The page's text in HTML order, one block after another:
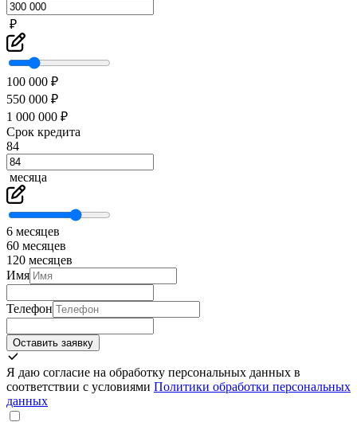
₽
100 000 ₽
550 000 ₽
1 000 000 ₽
Срок кредита
84
месяца
6 месяцев
60 месяцев
120 месяцев
Имя
Телефон
Оставить заявку
Я даю согласие на обработку персональных данных в
соответствии с условиями Политики обработки персональных
данных